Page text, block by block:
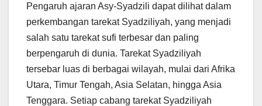
Pengaruh ajaran Asy-Syadzili dapat dilihat dalam
perkembangan tarekat Syadziliyah, yang menjadi
salah satu tarekat sufi terbesar dan paling
berpengaruh di dunia. Tarekat Syadziliyah
tersebar luas di berbagai wilayah, mulai dari Afrika
Utara, Timur Tengah, Asia Selatan, hingga Asia
Tenggara. Setiap cabang tarekat Syadziliyah